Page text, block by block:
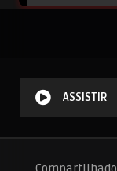
ASSISTIR